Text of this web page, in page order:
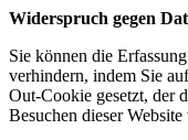
Widerspruch gegen
Sie können die
verhindern, indem Sie
Out-Cookie gesetzt, der
Besuchen dieser